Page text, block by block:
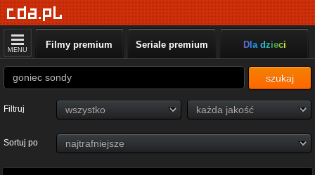
MENU Filmy premium Seriale premium Dla dzieci
szukaj
Filtruj
Sortuj po